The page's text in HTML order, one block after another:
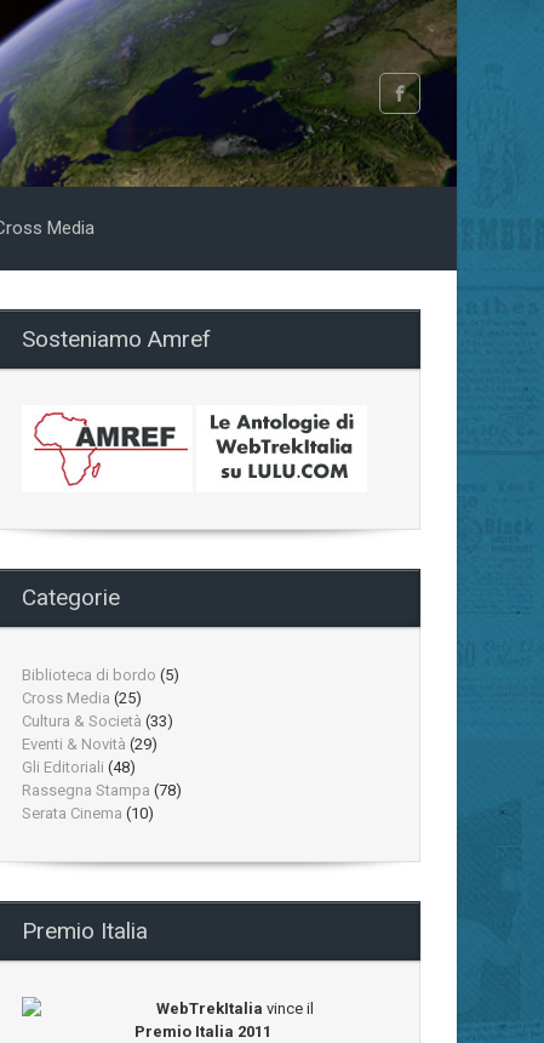
Media
Sosteniamo Amref
Categorie
Biblioteca di bordo (5)
Cross Media (25)
Cultura & Società (33)
Eventi & Novità (29)
Gli Editoriali (48)
Rassegna Stampa (78)
Serata Cinema (10)
Premio Italia
WebTrekItalia vince il
Premio Italia 2011